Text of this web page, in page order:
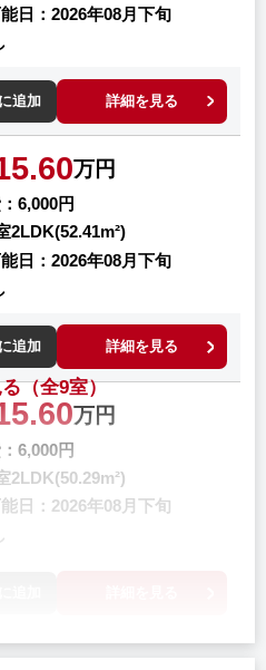
日
2026年08月下旬
追加 詳細を見る
万円
6,000円
2LDK(52.41m²)
日
2026年08月下旬
追加 詳細を見る
万円
6,000円
2LDK(50.29m²)
日
2026年08月下旬
（全9室）